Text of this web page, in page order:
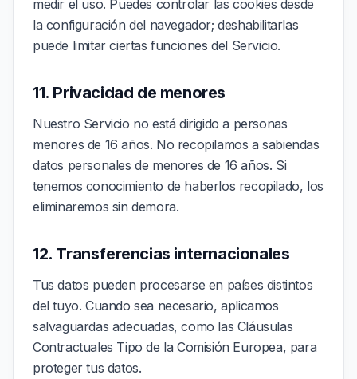
medir el uso. Puedes controlar las cookies desde
la configuración del navegador; deshabilitarlas
puede limitar ciertas funciones del Servicio.
11. Privacidad de menores
Nuestro Servicio no está dirigido a personas
menores de 16 años. No recopilamos a sabiendas
datos personales de menores de 16 años. Si
tenemos conocimiento de haberlos recopilado, los
eliminaremos sin demora.
12. Transferencias internacionales
Tus datos pueden procesarse en países distintos
del tuyo. Cuando sea necesario, aplicamos
salvaguardas adecuadas, como las Cláusulas
Contractuales Tipo de la Comisión Europea, para
proteger tus datos.